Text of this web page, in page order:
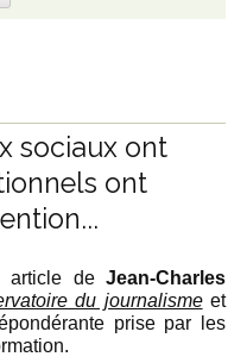
sociaux ont
ont
article de Jean-Charles
du journalismeet
prise par les